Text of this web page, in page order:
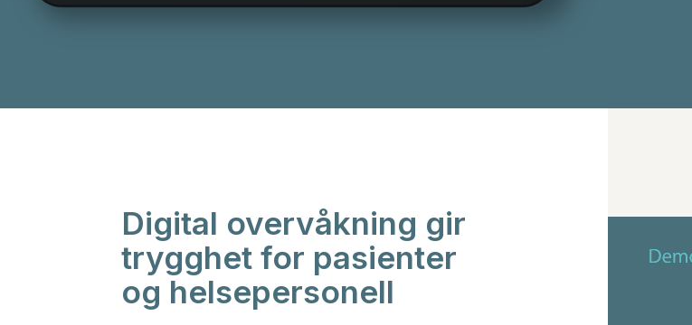
Digital overvåkning gir
trygghet for pasienter
og helsepersonell